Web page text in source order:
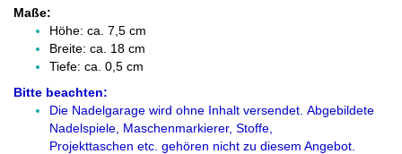
Maße:
Höhe: ca. 7,5 cm
Breite: ca. 18 cm
Tiefe: ca. 0,5 cm
Bitte beachten:
Die Nadelgarage wird ohne Inhalt versendet. Abgebildete
Nadelspiele, Maschenmarkierer, Stoffe,
Projekttaschen etc. gehören nicht zu diesem Angebot.